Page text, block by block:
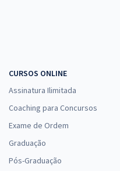
CURSOS ONLINE
Assinatura Ilimitada
Coaching para Concursos
Exame de Ordem
Graduação
Pós-Graduação